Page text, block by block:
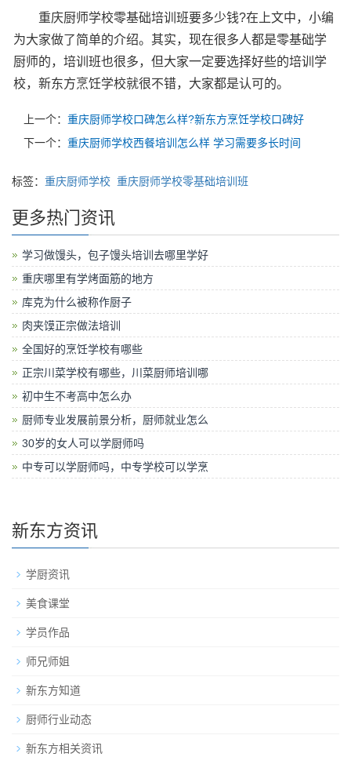
重庆厨师学校零基础培训班要多少钱?在上文中，小编
为大家做了简单的介绍。其实，现在很多人都是零基础学
厨师的，培训班也很多，但大家一定要选择好些的培训学
校，新东方烹饪学校就很不错，大家都是认可的。
上一个： 重庆厨师学校口碑怎么样?新东方烹饪学校口碑好
下一个： 重庆厨师学校西餐培训怎么样 学习需要多长时间
标签： 重庆厨师学校 重庆厨师学校零基础培训班
更多热门资讯
学习做馒头，包子馒头培训去哪里学好
重庆哪里有学烤面筋的地方
库克为什么被称作厨子
肉夹馍正宗做法培训
全国好的烹饪学校有哪些
正宗川菜学校有哪些，川菜厨师培训哪
初中生不考高中怎么办
厨师专业发展前景分析，厨师就业怎么
30岁的女人可以学厨师吗
中专可以学厨师吗，中专学校可以学烹
新东方资讯
学厨资讯
美食课堂
学员作品
师兄师姐
新东方知道
厨师行业动态
新东方相关资讯